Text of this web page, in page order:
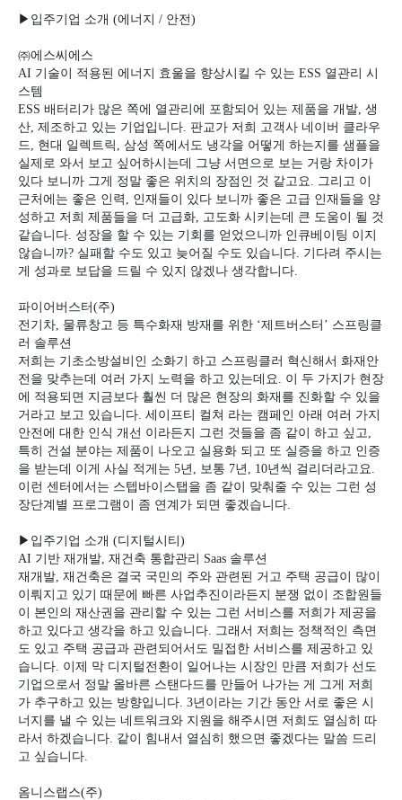
▶ 입주기업 소개 (에너지 / 안전)
㈜에스씨에스
AI 기술이 적용된 에너지 효울을 향상시킬 수 있는 ESS 열관리 시
스템
ESS 배터리가 많은 쪽에 열관리에 포함되어 있는 제품을 개발 생
산 제조하고 있는 기업입니다 판교가 저희 고객사 네이버 클라우
드
현대 일렉트릭
삼성 쪽에서도 냉각을 어떻게 하는지를 샘플을
실제로 와서 보고 싶어하시는데 그냥 서면으로 보는 거랑 차이가
있다 보니까 그게 정말 좋은 위치의 장점인 것 같고요
그리고 이
근처에는 좋은 인력
인재들이 있다 보니까 좋은 고급 인재들을 양
성하고 저희 제품들을 더 고급화
고도화 시키는데 큰 도움이 될 것
같습니다 성장을 할 수 있는 기회를 얻었으니까 인큐베이팅 이지
않습니까? 실패할 수도 있고 늦어질 수도 있습니다 기다려 주시는
게 성과로 보답을 드릴 수 있지 않겠나 생각합니다
파이어버스터(주)
전기차 물류창고 등 특수화재 방재를 위한 ‘제트버스터’ 스프링클
러 솔루션
저희는 기초소방설비인 소화기 하고 스프링클러 혁신해서 화재안
전을 맞추는데 여러 가지 노력을 하고 있는데요
이 두 가지가 현장
에 적용되면 지금보다 훨씬 더 많은 현장의 화재를 진화할 수 있을
거라고 보고 있습니다 세이프티 컬쳐 라는 캠페인 아래 여러 가지
안전에 대한 인식 개선 이라든지 그런 것들을 좀 같이 하고 싶고
특히 건설 분야는 제품이 나오고 실용화 되고 또 실증을 하고 인증
을 받는데 이게 사실 적게는 5년 보통 7년 , 10년씩 걸리더라고요
이런 센터에서는 스텝바이스탭을 좀 같이 맞춰줄 수 있는 그런 성
장단계별 프로그램이 좀 연계가 되면 좋겠습니다
▶ 입주기업 소개 (디지털시티)
AI 기반 재개발 재건축 통합관리 Saas 솔루션
재개발 재건축은 결국 국민의 주와 관련된 거고 주택 공급이 많이
이뤄지고 있기 때문에 빠른 사업추진이라든지 분쟁 없이 조합원들
이 본인의 재산권을 관리할 수 있는 그런 서비스를 저희가 제공을
하고 있다고 생각을 하고 있습니다
그래서 저희는 정책적인 측면
도 있고 주택 공급과 관련되어서도 밀접한 서비스를 제공하고 있
습니다 이제 막 디지털전환이 일어나는 시장인 만큼 저희가 선도
기업으로서 정말 올바른 스탠다드를 만들어 나가는 게 그게 저희
가 추구하고 있는 방향입니다 . 3년이라는 기간 동안 서로 좋은 시
너지를 낼 수 있는 네트워크와 지원을 해주시면 저희도 열심히 따
라서 하겠습니다 같이 힘내서 열심히 했으면 좋겠다는 말씀 드리
고 싶습니다
옴니스랩스(주)